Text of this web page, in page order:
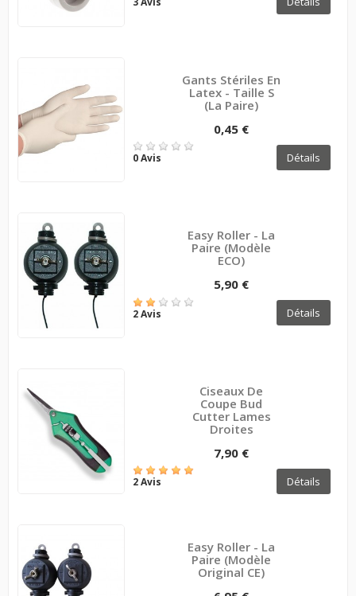
Gants Stériles En
Latex - Taille S
(la Paire)
0,45 €
0 Avis Détails
Easy Roller - La
Paire (modèle
ECO)
5,90 €
2 Avis Détails
Ciseaux De
Coupe Bud
Cutter Lames
Droites
7,90 €
2 Avis Détails
Easy Roller - La
Paire (modèle
Original CE)